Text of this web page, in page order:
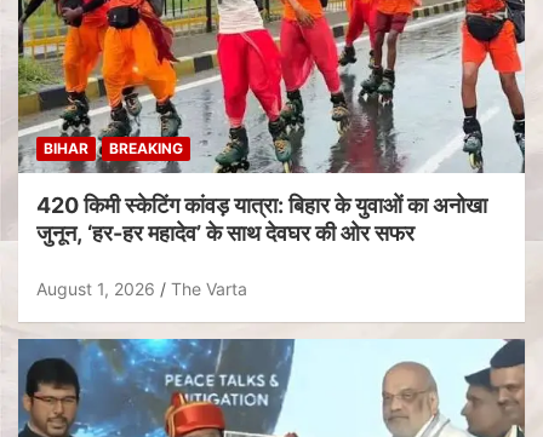
BIHAR BREAKING
420 किमी स्केटिंग कांवड़ यात्रा: बिहार के युवाओं का अनोखा
जुनून, ‘हर-हर महादेव’ के साथ देवघर की ओर सफर
August 1, 2026 The Varta